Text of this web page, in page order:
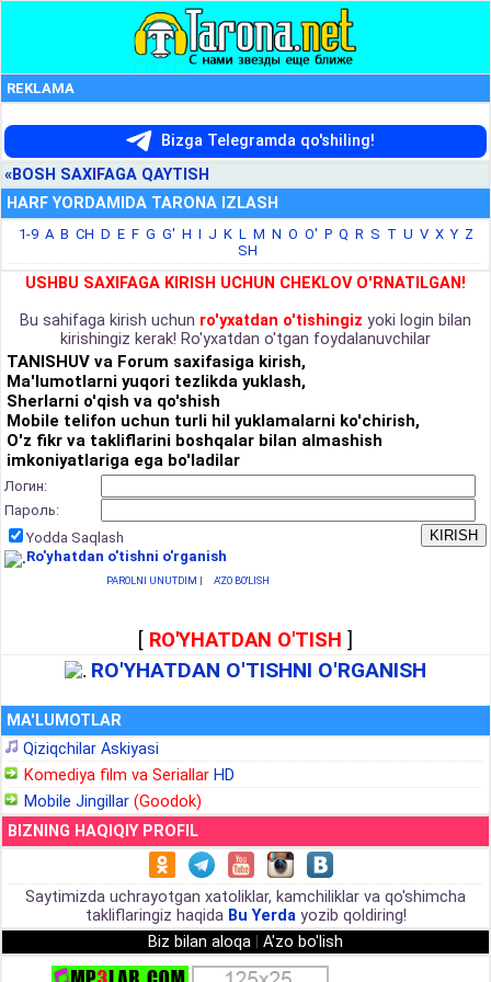
REKLAMA
Bizga Telegramda qo'shiling!
«BOSH SAXIFAGA QAYTISH
HARF YORDAMIDA TARONA IZLASH
1-9 A B CH D E F G G' H I J K L M N O O' P Q R S T U V X Y Z
SH
USHBU SAXIFAGA KIRISH UCHUN CHEKLOV O'RNATILGAN!
Bu sahifaga kirish uchun ro'yxatdan o'tishingiz yoki login bilan
kirishingiz kerak! Ro'yxatdan o'tgan foydalanuvchilar
TANISHUV va Forum saxifasiga kirish,
Ma'lumotlarni yuqori tezlikda yuklash,
Sherlarni o'qish va qo'shish
Mobile telifon uchun turli hil yuklamalarni ko'chirish,
O'z fikr va takliflarini boshqalar bilan almashish
imkoniyatlariga ega bo'ladilar
Логин:
Пароль:
Yodda Saqlash
Ro'yhatdan o'tishni o'rganish
PAROLNI UNUTDIM | A'ZO BO'LISH
[ RO'YHATDAN O'TISH ]
RO'YHATDAN O'TISHNI O'RGANISH
MA'LUMOTLAR
Qiziqchilar Askiyasi
Komediya film va Seriallar HD
Mobile Jingillar (Goodok)
BIZNING HAQIQIY PROFIL
Saytimizda uchrayotgan xatoliklar, kamchiliklar va qo'shimcha
takliflaringiz haqida Bu Yerdayozib qoldiring!
Biz bilan aloqa
A'zo bo'lish